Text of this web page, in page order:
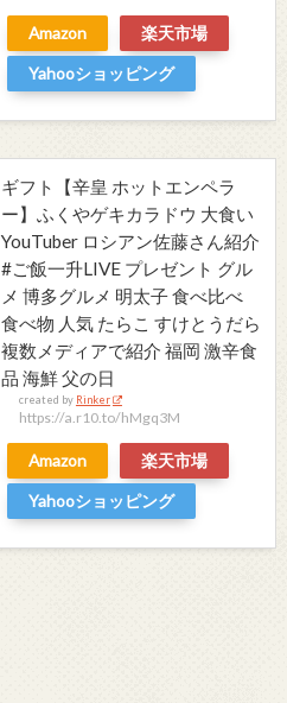
Amazon
楽天市場
Yahooショッピング
ギフト【辛皇 ホットエンペラ
ー】ふくやゲキカラドウ 大食い
YouTuber ロシアン佐藤さん紹介
#ご飯一升LIVE プレゼント グル
メ 博多グルメ 明太子 食べ比べ
食べ物 人気 たらこ すけとうだら
複数メディアで紹介 福岡 激辛食
品 海鮮 父の日
created by Rinker
https://a.r10.to/hMgq3M
Amazon
楽天市場
Yahooショッピング